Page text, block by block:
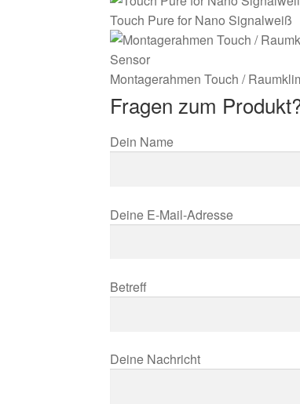
Touch Pure for Nano Signalweiß
Montagerahmen Touch /
Fragen zum
Dein Name
Deine E-Mail-Adresse
Betreff
Deine Nachricht